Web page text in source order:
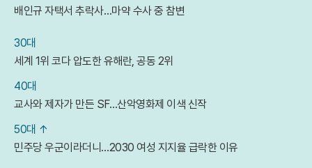
배인규 자택서 추락사…마약 수사 중 참변
30대
세계 1위 코다 압도한 유해란, 공동 2위
40대
교사와 제자가 만든 SF…산악영화제 이색 신작
50대 ↑
민주당 우군이라더니…2030 여성 지지율 급락한 이유